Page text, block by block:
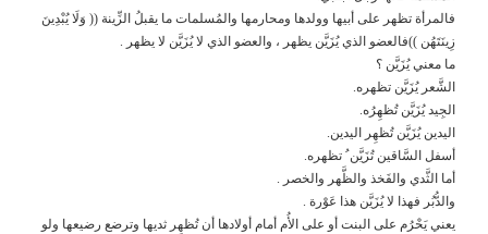
فالمرأة تظهر على أبيها وولدها ومحارمها والمُسلمات ما يقبلُ الزِّينة (( وَلَا يُبْدِينَ
زِينَتَهُن ))فالعضو الذي يُزَيَّن يظهر ، والعضو الذي لا يُزَيَّن لا يظهر .
ما معني يُزَيَّن ؟
الشَّعر يُزَيَّن تظهره.
الجِيد يُزَيَّن تُظهِرُه.
اليدين يُزَيَّن تُظهِر اليدين.
أسفل السَّاقين تُزَيَّن ُ تظهره.
أما الثَّدي والفَخذ والظَّهر والخصر .
والدُّبُر فهذا لا يُزَيَّن هذا عَوْرة .
يعني يَحْرُم على البنت أو على الأُم أمام أولادها أن تُظهِر ثديها وترضع رضيعها ولو